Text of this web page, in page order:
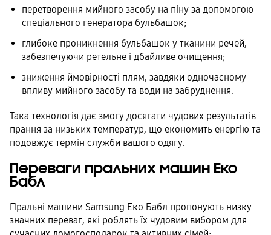
перетворення мийного засобу на піну за допомогою
спеціального генератора бульбашок;
глибоке проникнення бульбашок у тканини речей,
забезпечуючи ретельне і дбайливе очищення;
зниження ймовірності плям, завдяки одночасному
впливу мийного засобу та води на забруднення.
Така технологія дає змогу досягати чудових результатів
прання за низьких температур, що економить енергію та
подовжує термін служби вашого одягу.
Переваги пральних машин Еко
Бабл
Пральні машини Samsung Еко Бабл пропонують низку
значних переваг, які роблять їх чудовим вибором для